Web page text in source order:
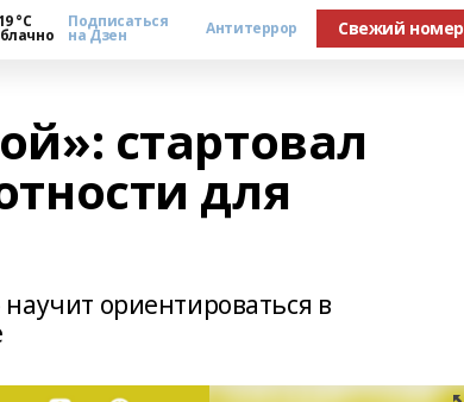
°С Подписаться
на Дзен Антитеррор Свежий номер
стартовал
для
ориентироваться в